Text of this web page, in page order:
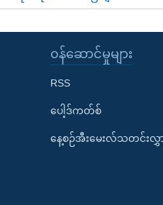
၀န်ဆောင်မှုများ
RSS
ပေါ့ဒ်ကတ်စ်
နေ့စဉ်အီးမေးလ်သတင်းလွှ